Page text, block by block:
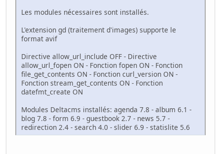
Les modules nécessaires sont installés.
L'extension gd (traitement d'images) supporte le
format avif
Directive allow_url_include OFF - Directive
allow_url_fopen ON - Fonction fopen ON - Fonction
file_get_contents ON - Fonction curl_version ON -
Fonction stream_get_contents ON - Fonction
datefmt_create ON
Modules Deltacms installés: agenda 7.8 - album 6.1 -
blog 7.8 - form 6.9 - guestbook 2.7 - news 5.7 -
redirection 2.4 - search 4.0 - slider 6.9 - statislite 5.6